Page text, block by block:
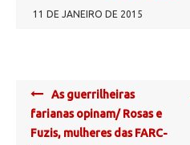
11 DE JANEIRO DE 2015
Post
navigation
As guerrilheiras
farianas opinam/ Rosas e
Fuzis, mulheres das FARC-